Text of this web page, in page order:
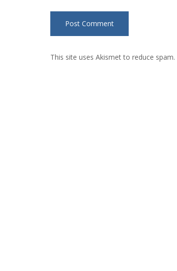
This site uses Akismet to reduce spam.